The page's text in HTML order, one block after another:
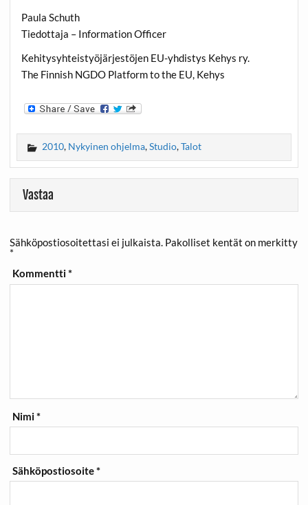
Paula Schuth
Tiedottaja – Information Officer
Kehitysyhteistyöjärjestöjen EU-yhdistys Kehys ry.
The Finnish NGDO Platform to the EU, Kehys
2010, Nykyinen ohjelma,Studio,Talot
Vastaa
Sähköpostiosoitettasi ei julkaista. Pakolliset kentät on merkitty
*
Kommentti*
Nimi*
Sähköpostiosoite*